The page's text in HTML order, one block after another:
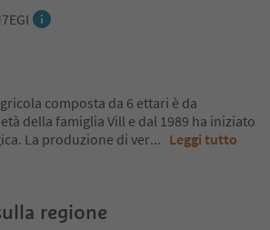
composta da 6 ettari è da
della famiglia Vill e dal 1989 ha iniziato
La produzione di ver... Leggi tutto
regione